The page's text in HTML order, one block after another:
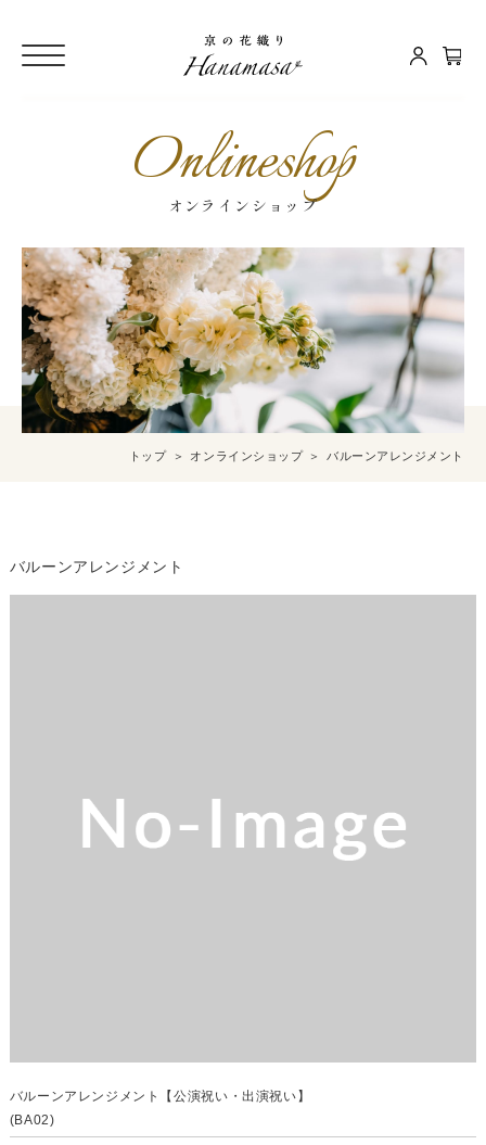
Onlineshop
オンラインショップ
トップ オンラインショップ バルーンアレンジメント
バルーンアレンジメント
バルーンアレンジメント【公演祝い・出演祝い】
(BA02)